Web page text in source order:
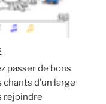
passer de bons
d’un large
rejoindre